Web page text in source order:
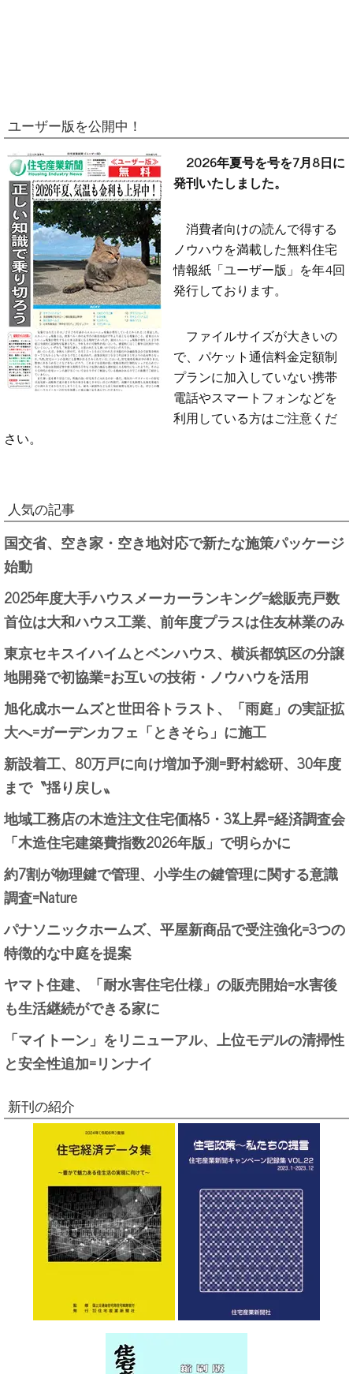
ユーザー版を公開中！
2026年夏号を号を7月8日に
発刊いたしました。
消費者向けの読んで得する
ノウハウを満載した無料住宅
情報紙「ユーザー版」を年4回
発行しております。
ファイルサイズが大きいの
で、パケット通信料金定額制
プランに加入していない携帯
電話やスマートフォンなどを
利用している方はご注意くだ
さい。
人気の記事
国交省、空き家・空き地対応で新たな施策パッケージ
始動
2025年度大手ハウスメーカーランキング=総販売戸数
首位は大和ハウス工業、前年度プラスは住友林業のみ
東京セキスイハイムとベンハウス、横浜都筑区の分譲
地開発で初協業=お互いの技術・ノウハウを活用
旭化成ホームズと世田谷トラスト、「雨庭」の実証拡
大へ=ガーデンカフェ「ときそら」に施工
新設着工、80万戸に向け増加予測=野村総研、30年度
まで〝揺り戻し〟
地域工務店の木造注文住宅価格5・3%上昇=経済調査会
「木造住宅建築費指数2026年版」で明らかに
約7割が物理鍵で管理、小学生の鍵管理に関する意識
調査=Nature
パナソニックホームズ、平屋新商品で受注強化=3つの
特徴的な中庭を提案
ヤマト住建、「耐水害住宅仕様」の販売開始=水害後
も生活継続ができる家に
「マイトーン」をリニューアル、上位モデルの清掃性
と安全性追加=リンナイ
新刊の紹介